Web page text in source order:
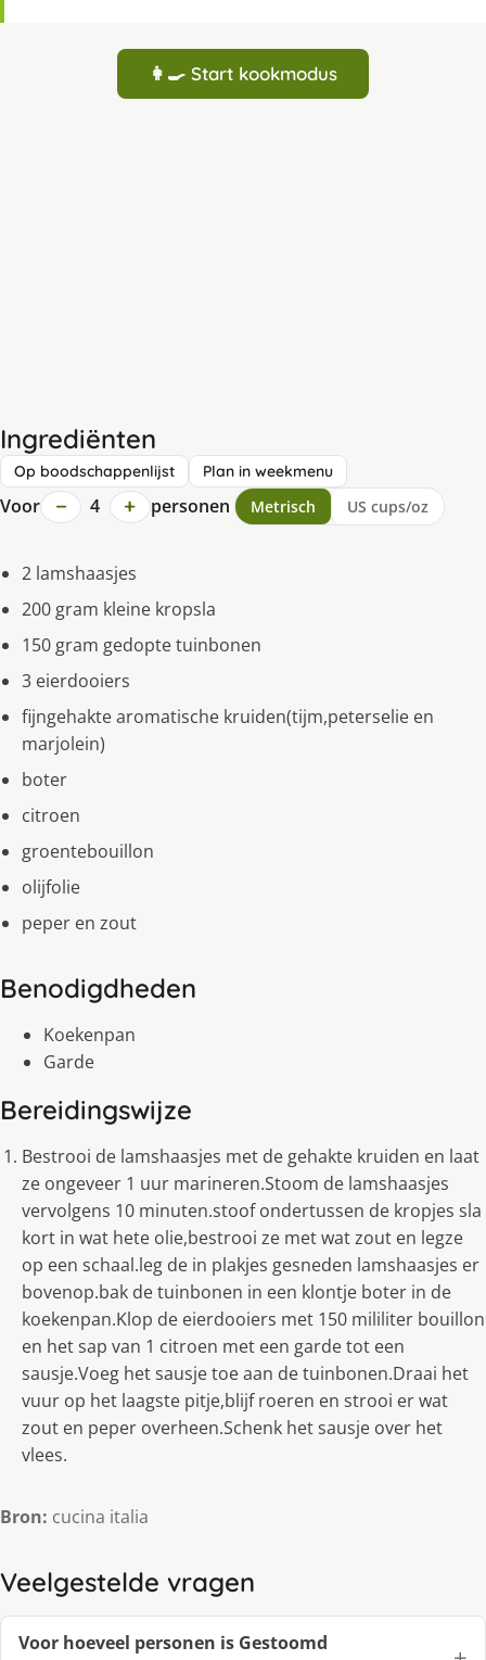
👩‍🍳 Start kookmodus
Ingrediënten
Op boodschappenlijst Plan in weekmenu
Voor − 4 + personen Metrisch US cups/oz
2 lamshaasjes
200 gram kleine kropsla
150 gram gedopte tuinbonen
3 eierdooiers
fijngehakte aromatische kruiden(tijm,peterselie en
marjolein)
boter
citroen
groentebouillon
olijfolie
peper en zout
Benodigdheden
Koekenpan
Garde
Bereidingswijze
Bestrooi de lamshaasjes met de gehakte kruiden en laat
ze ongeveer 1 uur marineren.Stoom de lamshaasjes
vervolgens 10 minuten.stoof ondertussen de kropjes sla
kort in wat hete olie,bestrooi ze met wat zout en legze
op een schaal.leg de in plakjes gesneden lamshaasjes er
bovenop.bak de tuinbonen in een klontje boter in de
koekenpan.Klop de eierdooiers met 150 mililiter bouillon
en het sap van 1 citroen met een garde tot een
sausje.Voeg het sausje toe aan de tuinbonen.Draai het
vuur op het laagste pitje,blijf roeren en strooi er wat
zout en peper overheen.Schenk het sausje over het
vlees.
Bron: cucina italia
Veelgestelde vragen
Voor hoeveel personen is Gestoomd